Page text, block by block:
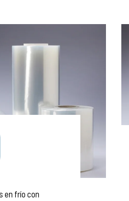
en frío con